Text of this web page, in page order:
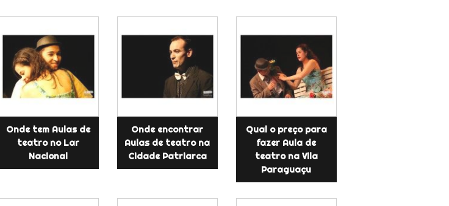
Onde tem Aulas de
teatro no Lar
Nacional
Onde encontrar
Aulas de teatro na
Cidade Patriarca
Qual o preço para
fazer Aula de
teatro na Vila
Paraguaçu